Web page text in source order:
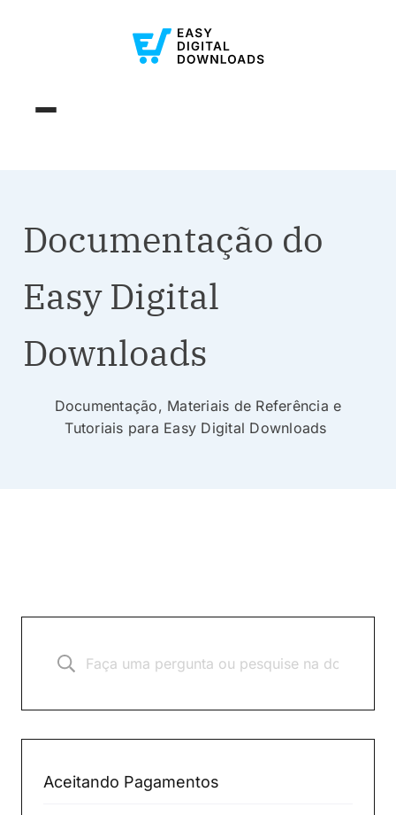
Documentação do
Easy Digital
Downloads
Documentação, Materiais de Referência e
Tutoriais para Easy Digital Downloads
Aceitando Pagamentos